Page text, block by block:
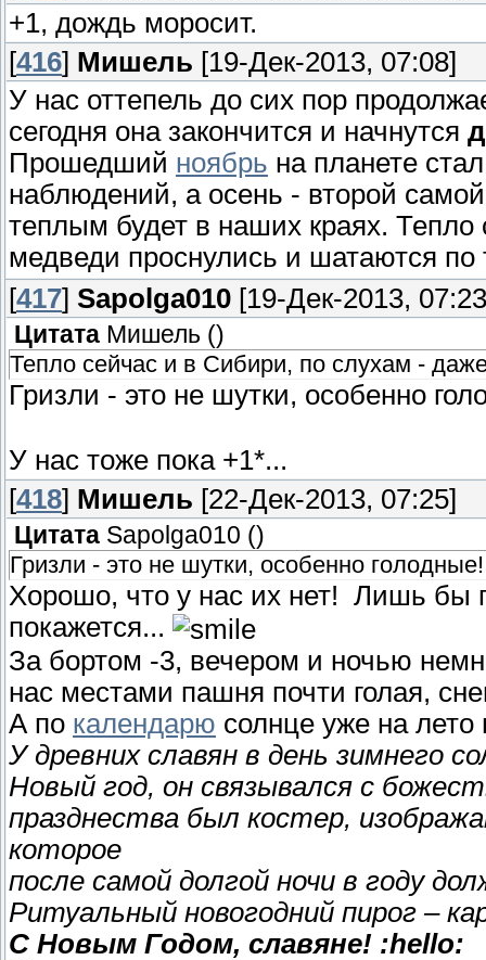
+1, дождь моросит.
[416] Мишель [19-Дек-2013, 07:08]
У нас оттепель до сих пор
сегодня она закончится и начнутся
Прошедший ноябрь на планете
наблюдений, а осень - второй
теплым будет в наших краях.
медведи проснулись и шатаются по
[417] Sapolga010 [19-Дек-2013,
Цитата Мишель ()
Тепло сейчас и в Сибири, по слухам -
Гризли - это не шутки, особенно
У нас тоже пока +1*...
[418] Мишель [22-Дек-2013, 07:25]
Цитата Sapolga010 ()
Гризли - это не шутки, особенно голодные!
Хорошо, что у нас их нет! Лишь бы
покажется...
За бортом -3, вечером и ночью
нас местами пашня почти голая,
А по календарю солнце уже на лето
У древних славян в день зимнего
Новый год, он связывался с
празднества был костер,
которое
после самой долгой ночи в году
Ритуальный новогодний пирог –
С Новым Годом, славяне! :hello: